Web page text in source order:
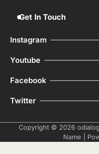
Get In Touch
Instagram
Youtube
Facebook
Twitter
Copyright © 2026
Name |